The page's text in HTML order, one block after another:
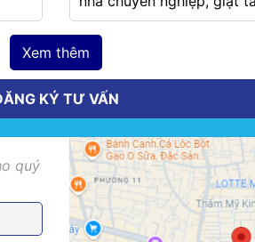
Xem thêm
KÝ TƯ VẤN
quý